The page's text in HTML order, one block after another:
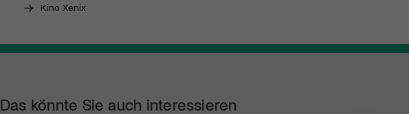
Kino Xenix
Das könnte Sie auch interessieren